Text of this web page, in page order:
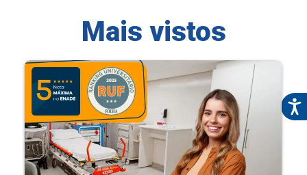
Mais vistos